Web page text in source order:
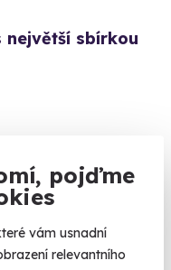
pojďme
vám usnadní
relevantního
největší sbírkou